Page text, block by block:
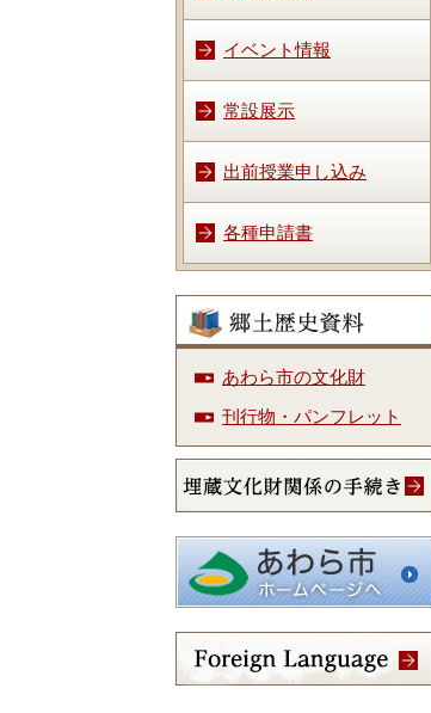
イベント情報
常設展示
出前授業申し込み
各種申請書
あわら市の文化財
刊行物・パンフレット